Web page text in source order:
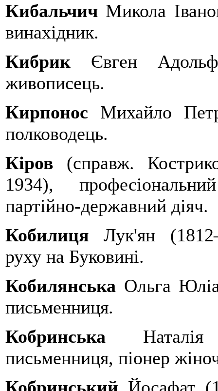
Кибальчич Микола
винахідник.
Кибрик Євген
живописець.
Кирпонос Михайло
полководець.
Кіров (справж.
1934),
партійно-державний діяч.
Кобилиця Лук'ян
руху на Буковині.
Кобилянська Ольга
письменниця.
Кобринська Наталія
письменниця, піонер